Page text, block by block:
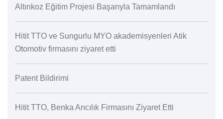
Altınkoz Eğitim Projesi Başarıyla Tamamlandı
Hitit TTO ve Sungurlu MYO akademisyenleri Atik
Otomotiv firmasını ziyaret etti
Patent Bildirimi
Hitit TTO, Benka Arıcılık Firmasını Ziyaret Etti